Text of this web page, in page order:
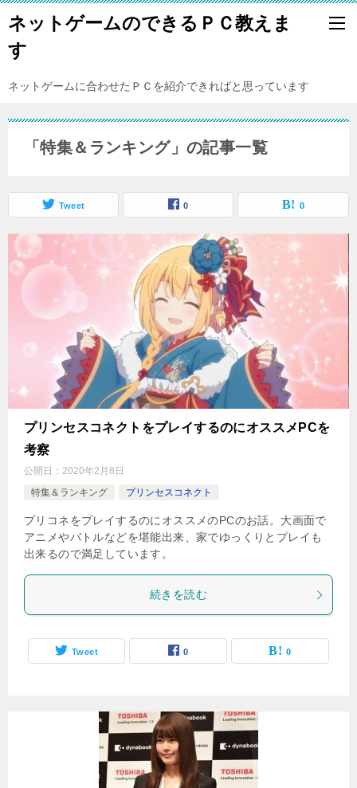
ネットゲームのできるＰＣ教えま
す
ネットゲームに合わせたＰＣを紹介できればと思っています
「特集＆ランキング」の記事一覧
Tweet 0 0
プリンセスコネクトをプレイするのにオススメPCを
考察
公開日： 2020年2月8日
特集＆ランキング
プリンセスコネクト
プリコネをプレイするのにオススメのPCのお話。大画面で
アニメやバトルなどを堪能出来、家でゆっくりとプレイも
出来るので満足しています。
続きを読む
Tweet 0 0